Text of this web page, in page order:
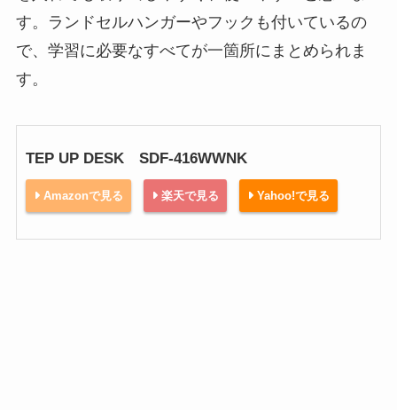
す。ランドセルハンガーやフックも付いているの
で、学習に必要なすべてが一箇所にまとめられま
す。
TEP UP DESK SDF-416WWNK
Amazonで見る 楽天で見る Yahoo!で見る